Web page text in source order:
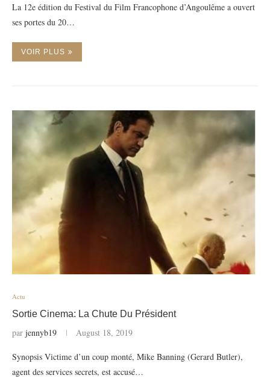
La 12e édition du Festival du Film Francophone d’Angoulême a ouvert
ses portes du 20…
VOIR PLUS
Actu
Sortie Cinema: La Chute Du Président
par jennyb19 August 18, 2019
Synopsis Victime d’un coup monté, Mike Banning (Gerard Butler),
agent des services secrets, est accusé…